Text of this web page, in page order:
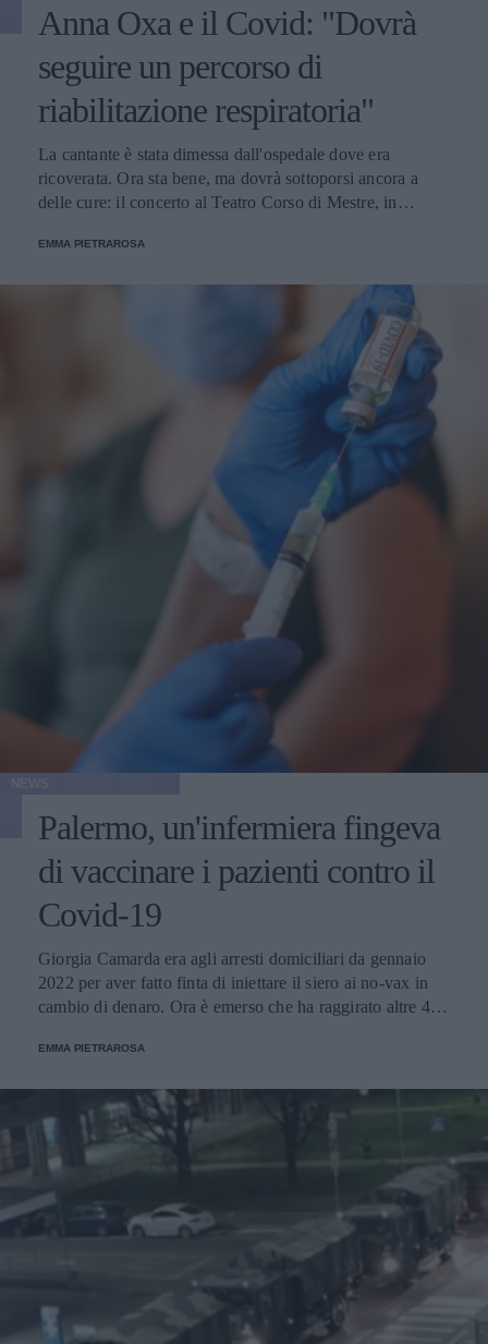
Anna Oxa e il Covid: "Dovrà
seguire un percorso di
riabilitazione respiratoria"
La cantante è stata dimessa dall'ospedale dove era
ricoverata. Ora sta bene, ma dovrà sottoporsi ancora a
delle cure: il concerto al Teatro Corso di Mestre, in
rinviato al 15 ottobre 2022.
EMMA PIETRAROSA
Palermo, un'infermiera fingeva
di vaccinare i pazienti contro il
Covid-19
Giorgia Camarda era agli arresti domiciliari da gennaio
2022 per aver fatto finta di iniettare il siero ai no-vax in
cambio di denaro. Ora è emerso che ha raggirato altre 47
EMMA PIETRAROSA